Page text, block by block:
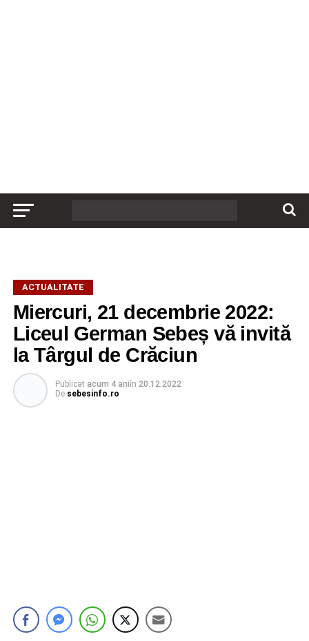
ACTUALITATE
Miercuri, 21 decembrie 2022:
Liceul German Sebeș vă invită
la Târgul de Crăciun
Publicat acum 4 aniîn 20.12.2022
De sebesinfo.ro